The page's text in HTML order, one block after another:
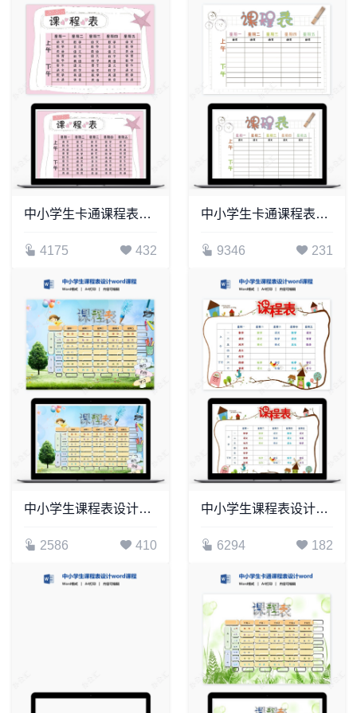
中小学生卡通课程表设计word课程表模板(9)
4175 432
中小学生卡通课程表设计word课程表模板(8)
9346 231
中小学生课程表设计word课程表(3)
2586 410
中小学生课程表设计word课程表(2)
6294 182